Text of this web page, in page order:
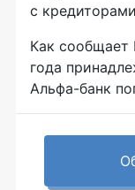
с
Как
года
Альфа-банк